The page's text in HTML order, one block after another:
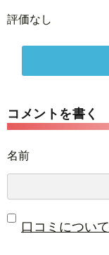
評価なし
コメントを書く
名前
口コミについ